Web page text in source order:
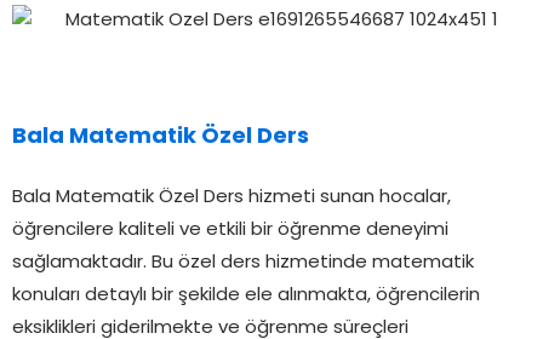
Bala Matematik Özel Ders
Bala Matematik Özel Ders hizmeti sunan hocalar,
öğrencilere kaliteli ve etkili bir öğrenme deneyimi
sağlamaktadır. Bu özel ders hizmetinde matematik
konuları detaylı bir şekilde ele alınmakta, öğrencilerin
eksiklikleri giderilmekte ve öğrenme süreçleri